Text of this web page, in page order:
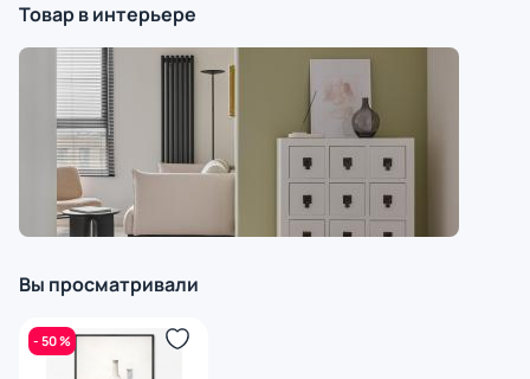
Товар в интерьере
Вы просматривали
- 50 %